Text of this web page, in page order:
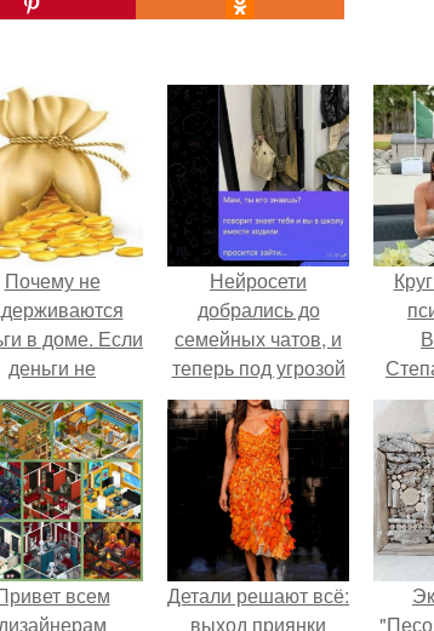
Почему не
в доме. Если
деньги не
Нейросети
добрались до
семейных чатов, и
теперь под угрозой
мамины нервы.
всем
дизайнерам
Детали решают всё:
выход приянки